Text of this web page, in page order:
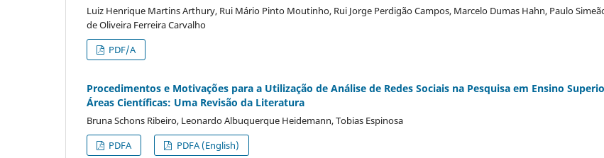
Luiz Henrique Martins Arthury, Rui Mário Pinto Moutinho, Rui Jorge Perdigão Campos, Marcelo Dumas Hahn, Paulo
de Oliveira Ferreira Carvalho
PDF/A
Procedimentos e Motivações para a Utilização de Análise de Redes Sociais na Pesquisa em Ensino
Áreas Científicas: Uma Revisão da Literatura
Bruna Schons Ribeiro, Leonardo Albuquerque Heidemann, Tobias Espinosa
PDFA
PDFA (English)